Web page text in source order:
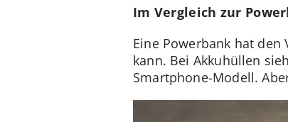
Im Vergleich zur
Eine Powerbank hat
kann. Bei Akkuhüllen
Smartphone-Modell.